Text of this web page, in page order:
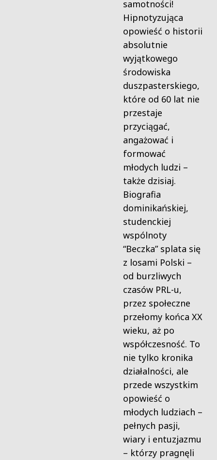
samotności!
Hipnotyzująca
opowieść o historii
absolutnie
wyjątkowego
środowiska
duszpasterskiego,
które od 60 lat nie
przestaje
przyciągać,
angażować i
formować
młodych ludzi –
także dzisiaj.
Biografia
dominikańskiej,
studenckiej
wspólnoty
“Beczka” splata się
z losami Polski –
od burzliwych
czasów PRL-u,
przez społeczne
przełomy końca XX
wieku, aż po
współczesność. To
nie tylko kronika
działalności, ale
przede wszystkim
opowieść o
młodych ludziach –
pełnych pasji,
wiary i entuzjazmu
– którzy pragnęli